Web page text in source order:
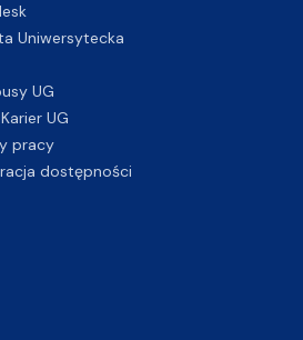
Uniwersytecka
UG
UG
pracy
dostępności